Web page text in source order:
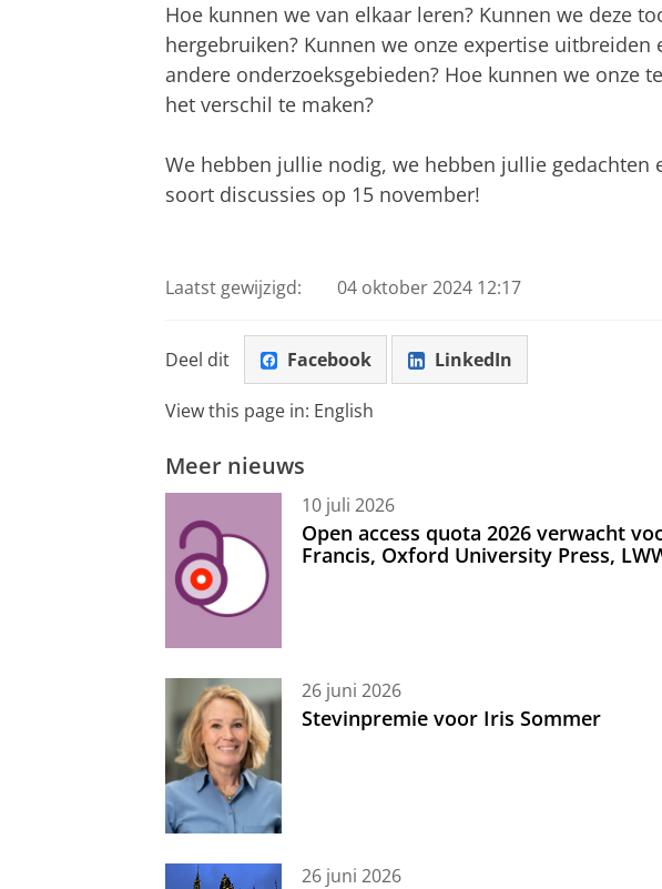
Hoe kunnen we van elkaar leren? Kunnen we deze
hergebruiken? Kunnen we onze expertise uitbreiden
andere onderzoeksgebieden? Hoe kunnen we onze
het verschil te maken?
We hebben jullie nodig, we hebben jullie gedachten
soort discussies op 15 november!
Laatst gewijzigd: 04 oktober 2024 12:17
Deel dit Facebook LinkedIn
View this page in: English
Meer nieuws
10 juli 2026
Open access quota 2026 verwacht
Francis, Oxford University Press,
26 juni 2026
Stevinpremie voor Iris Sommer
26 juni 2026